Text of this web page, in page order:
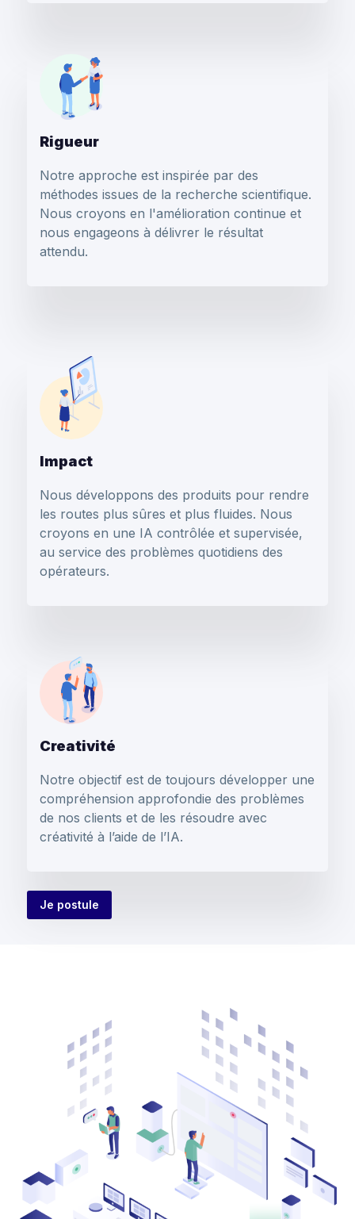
Rigueur
Notre approche est inspirée par des
méthodes issues de la recherche scientifique.
Nous croyons en l'amélioration continue et
nous engageons à délivrer le résultat
attendu.
Impact
Nous développons des produits pour rendre
les routes plus sûres et plus fluides. Nous
croyons en une IA contrôlée et supervisée,
au service des problèmes quotidiens des
opérateurs.
Creativité
Notre objectif est de toujours développer une
compréhension approfondie des problèmes
de nos clients et de les résoudre avec
créativité à l’aide de l’IA.
Je postule